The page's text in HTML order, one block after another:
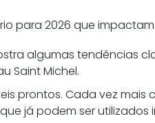
para 2026 que
algumas tendências
Saint Michel.
prontos. Cada vez mais
já podem ser utilizados